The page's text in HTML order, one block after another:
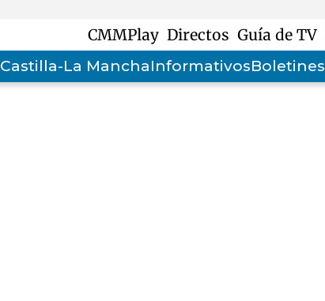
CMMPlay Directos Guía de TV
Castilla-La ManchaInformativosBoletines